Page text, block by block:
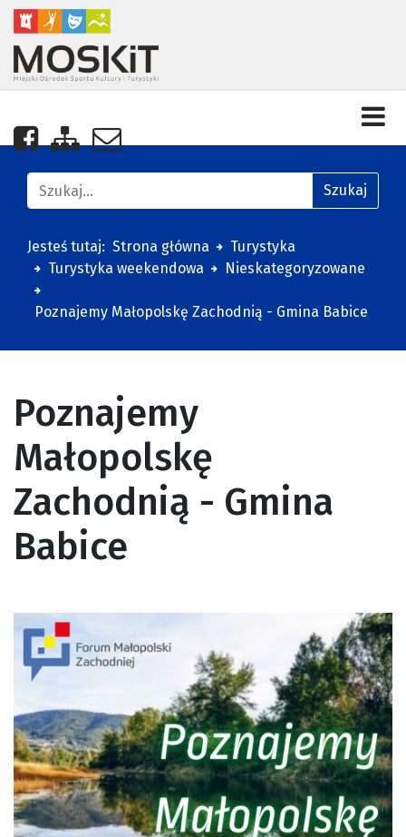
Nasza strona na Facebooku
Zobacz mapę strony
Napisz do nas
Jesteś tutaj: Strona główna
Turystyka
Turystyka weekendowa
Nieskategoryzowane
Poznajemy Małopolskę Zachodnią - Gmina Babice
Znajdź na stronie Szukaj
Poznajemy
Małopolskę
Zachodnią - Gmina
Babice